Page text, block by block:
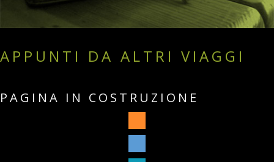
APPUNTI DA ALTRI VIAGGI
PAGINA IN COSTRUZIONE